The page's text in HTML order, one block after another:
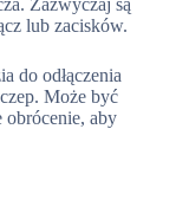
lub zacisków.
do odłączenia
Może być
obrócenie, aby